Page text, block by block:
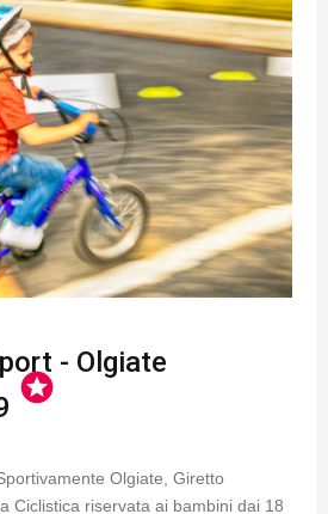
- Olgiate
stars
Olgiate, Giretto
Ciclistica riservata ai bambini dai 18